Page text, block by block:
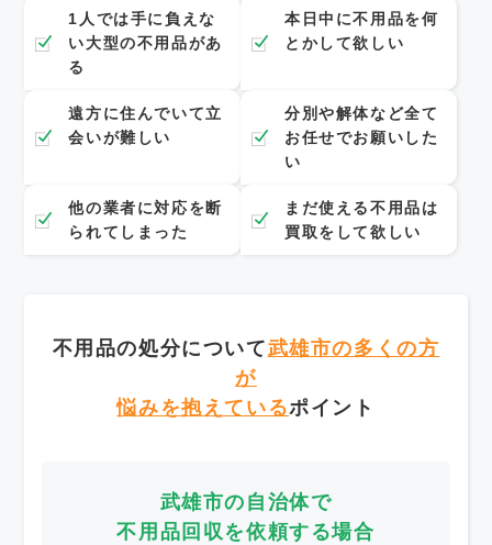
1人では手に負えな
い大型の不用品があ
る
本日中に不用品を何
とかして欲しい
遠方に住んでいて立
会いが難しい
分別や解体など全て
お任せでお願いした
い
他の業者に対応を断
られてしまった
まだ使える不用品は
買取をして欲しい
不用品の処分について武雄市の多くの方
が
悩みを抱えているポイント
武雄市の自治体で
不用品回収を依頼する場合